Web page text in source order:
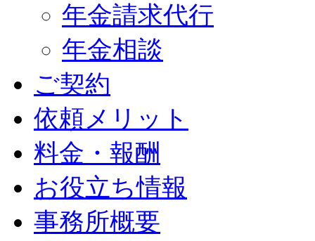
年金請求代行
年金相談
ご契約
依頼メリット
料金・報酬
お役立ち情報
事務所概要